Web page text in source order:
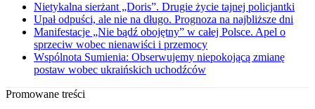
Nietykalna sierżant „Doris”. Drugie życie tajnej policjantki
Upał odpuści, ale nie na długo. Prognoza na najbliższe dni
Manifestacje „Nie bądź obojętny” w całej Polsce. Apel o
sprzeciw wobec nienawiści i przemocy
Wspólnota Sumienia: Obserwujemy niepokojącą zmianę
postaw wobec ukraińskich uchodźców
Promowane treści